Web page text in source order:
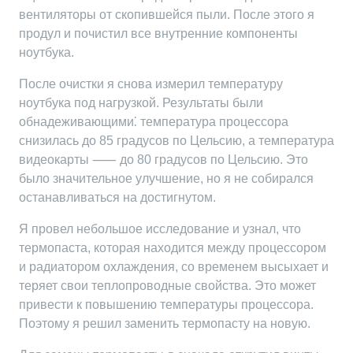
вентиляторы от скопившейся пыли. После этого я
продул и почистил все внутренние компоненты
ноутбука.
После очистки я снова измерил температуру
ноутбука под нагрузкой. Результаты были
обнадеживающими⁚ температура процессора
снизилась до 85 градусов по Цельсию, а температура
видеокарты ⸺ до 80 градусов по Цельсию. Это
было значительное улучшение, но я не собирался
останавливаться на достигнутом.
Я провел небольшое исследование и узнал, что
термопаста, которая находится между процессором
и радиатором охлаждения, со временем высыхает и
теряет свои теплопроводные свойства. Это может
привести к повышению температуры процессора.
Поэтому я решил заменить термопасту на новую.